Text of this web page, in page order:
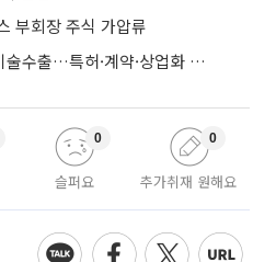
부회장 주식 가압류
알테오젠, 올해만 1.8조 기술수출…특허·계약·상업화 ‘삼박자’
슬퍼요
0
추가취재 원해요
0